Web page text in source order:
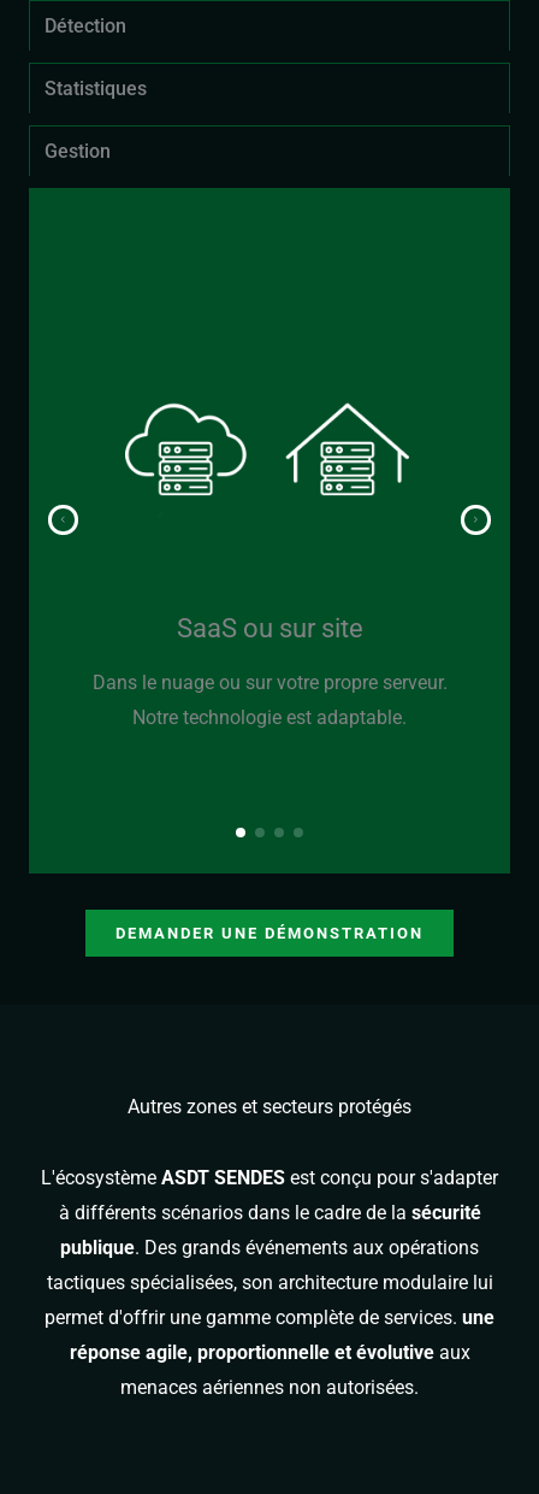
Détection
Statistiques
Gestion
SaaS ou sur site
Dans le nuage ou sur votre propre serveur.
Notre technologie est adaptable.
DEMANDER UNE DÉMONSTRATION
Autres zones et secteurs protégés
L'écosystème ASDT SENDES est conçu pour s'adapter
à différents scénarios dans le cadre de la sécurité
publique. Des grands événements aux opérations
tactiques spécialisées, son architecture modulaire lui
permet d'offrir une gamme complète de services. une
réponse agile, proportionnelle et évolutiveaux
menaces aériennes non autorisées.